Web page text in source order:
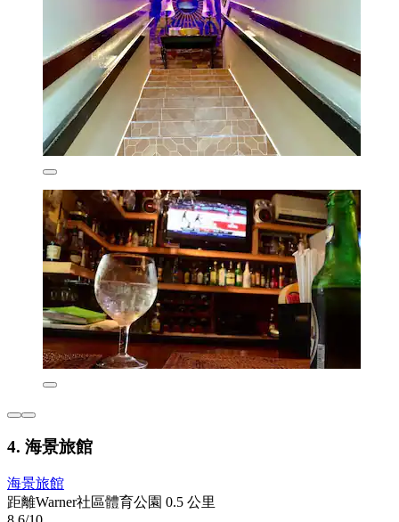
4. 海景旅館
海景旅館
距離Warner社區體育公園 0.5 公里